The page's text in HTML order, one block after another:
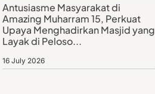
Antusiasme Masyarakat di
Amazing Muharram 15, Perkuat
Upaya Menghadirkan Masjid yang
Layak di Peloso...
16 July 2026